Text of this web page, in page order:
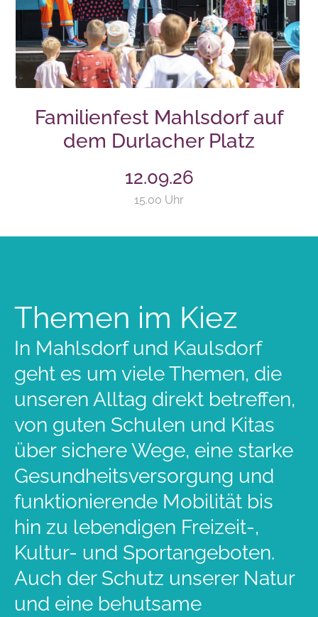
Familienfest Mahlsdorf auf
dem Durlacher Platz
12.09.26
15.00 Uhr
Themen im Kiez
In Mahlsdorf und Kaulsdorf
geht es um viele Themen, die
unseren Alltag direkt betreffen,
von guten Schulen und Kitas
über sichere Wege, eine starke
Gesundheitsversorgung und
funktionierende Mobilität bis
hin zu lebendigen Freizeit-,
Kultur- und Sportangeboten.
Auch der Schutz unserer Natur
und eine behutsame